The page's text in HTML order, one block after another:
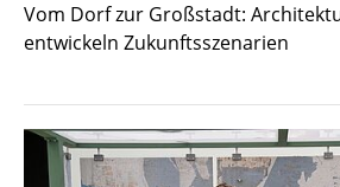
Vom Dorf zur Großstadt:
entwickeln Zukunftsszenarien